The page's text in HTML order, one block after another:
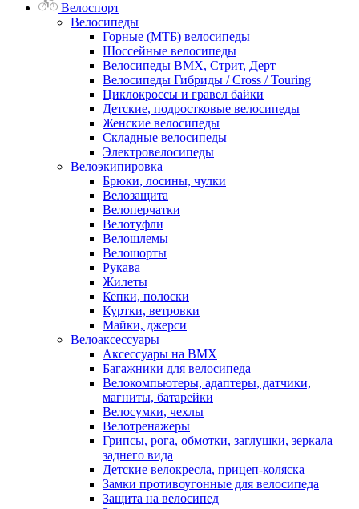
Велоспорт
Велосипеды
Горные (МТБ) велосипеды
Шоссейные велосипеды
Велосипеды BMX, Стрит, Дерт
Велосипеды Гибриды / Cross / Touring
Циклокроссы и гравел байки
Детские, подростковые велосипеды
Женские велосипеды
Складные велосипеды
Электровелосипеды
Велоэкипировка
Брюки, лосины, чулки
Велозащита
Велоперчатки
Велотуфли
Велошлемы
Велошорты
Рукава
Жилеты
Кепки, полоски
Куртки, ветровки
Майки, джерси
Велоаксессуары
Аксессуары на BMX
Багажники для велосипеда
Велокомпьютеры, адаптеры, датчики,
магниты, батарейки
Велосумки, чехлы
Велотренажеры
Грипсы, рога, обмотки, заглушки, зеркала
заднего вида
Детские велокресла, прицеп-коляска
Замки противоугонные для велосипеда
Защита на велосипед